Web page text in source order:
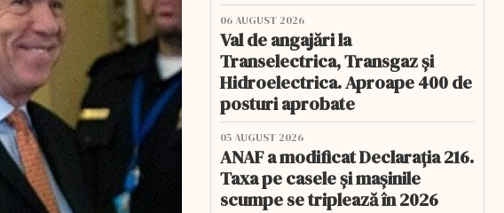
06 AUGUST 2026
Val de angajări la
Transelectrica, Transgaz și
Hidroelectrica. Aproape 400 de
posturi aprobate
05 AUGUST 2026
ANAF a modificat Declarația 216.
Taxa pe casele și mașinile
scumpe se triplează în 2026